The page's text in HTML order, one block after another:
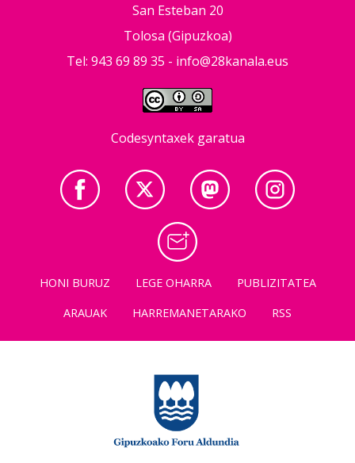
San Esteban 20
Tolosa (Gipuzkoa)
Tel: 943 69 89 35 - info@28kanala.eus
Codesyntaxek garatua
HONI BURUZ LEGE OHARRA
PUBLIZITATEA
ARAUAK
HARREMANETARAKO RSS